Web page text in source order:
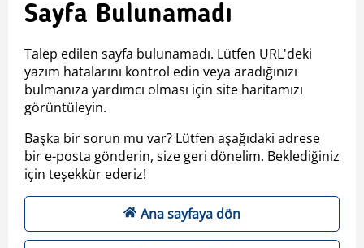
Sayfa Bulunamadı
Talep edilen sayfa bulunamadı. Lütfen URL'deki
yazım hatalarını kontrol edin veya aradığınızı
bulmanıza yardımcı olması için site haritamızı
görüntüleyin.
Başka bir sorun mu var? Lütfen aşağıdaki adrese
bir e-posta gönderin, size geri dönelim. Beklediğiniz
için teşekkür ederiz!
Ana sayfaya dön